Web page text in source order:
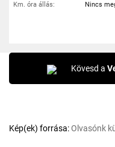
Km. óra állás:
Nincs
Kövesd a
Kép(ek) forrása:Olvasónk